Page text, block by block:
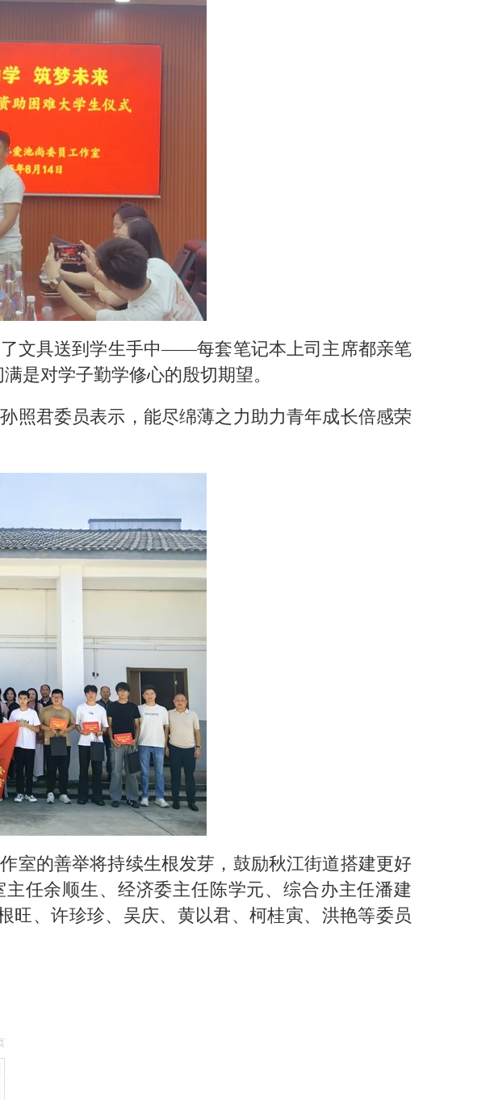
文具送到学生手中——每套笔记本上司主席都亲笔
是对学子勤学修心的殷切期望。
照君委员表示，能尽绵薄之力助力青年成长倍感荣
室的善举将持续生根发芽，鼓励秋江街道搭建更好
任余顺生、经济委主任陈学元、综合办主任潘建
旺、许珍珍、吴庆、黄以君、柯桂寅、洪艳等委员